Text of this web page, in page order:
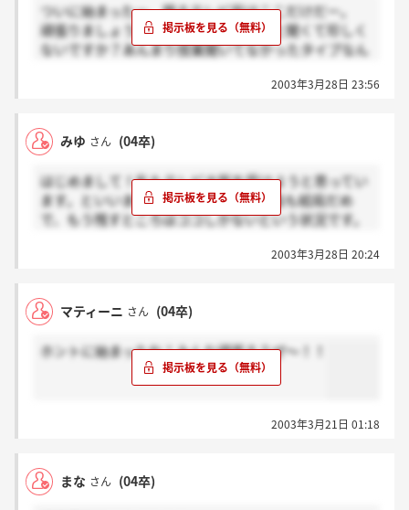
ついに始まったー。残るテレビ局はここだけだー。
頑張りましょう。テレビ局で成績のこと聞くて珍しく
ないですか？あんまり授業聞いてなかったタイプなん
2003年3月28日 23:56
みゆ さん (04卒)
はじめまして！私もテレビ大阪を受けようと思ってい
ます。といいましても、どこのテレビ局も結局だめ
で、もう残すところはココしかないという状況です。
2003年3月28日 20:24
マティーニ さん (04卒)
ホントに始まったね！みんな頑張ろうぜ～！！
2003年3月21日 01:18
まな さん (04卒)